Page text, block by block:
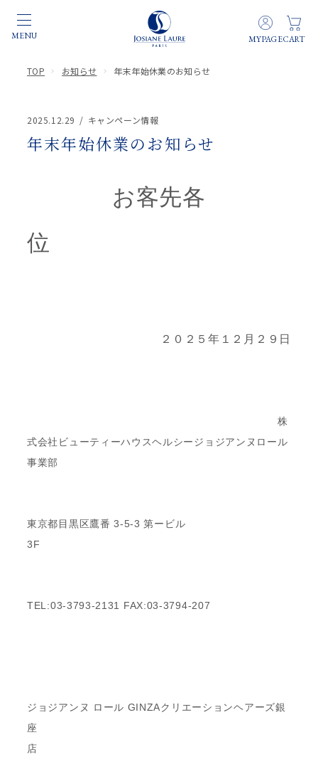
TOP お知らせ 年末年始休業のお知らせ
年末年始休業のお知らせ
2025.12.29 キャンペーン情報
お客先各
位
２０２５年１２月２９日
株
式会社ビューティーハウスヘルシージョジアンヌロール
事業部
東京都目黒区鷹番 3-5-3 第ービル
TEL:03-3793-2131 FAX:03-3794-207
ジョジアンヌ ロール GINZAクリエーションヘアーズ銀
座
店